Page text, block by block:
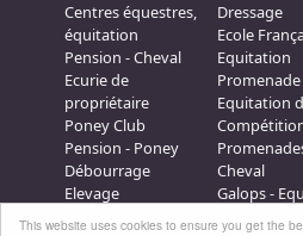
This website uses cookies to ensure you get the
Centres équestres,
équitation
Pension - Cheval
Ecurie de
propriétaire
Poney Club
Pension - Poney
Débourrage
Elevage
Dressage
Ecole
Equitation
Promenade
Equitation
Cheval
Galops -
Plus d'infos